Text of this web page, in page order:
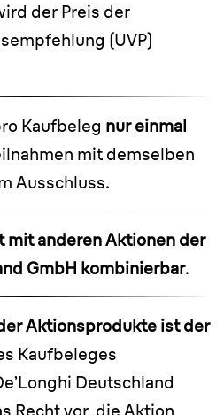
der Preis der
(UVP)
Kaufbeleg nur einmal
mit demselben
Ausschluss.
mit anderen Aktionen der
GmbH kombinierbar.
Aktionsprodukte ist der
Kaufbeleges
Deutschland
Recht vor, die Aktion